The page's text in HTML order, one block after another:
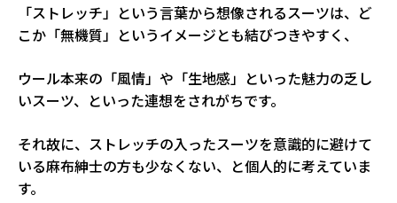
「ストレッチ」という言葉から想像されるスーツは、ど
こか「無機質」というイメージとも結びつきやすく、
ウール本来の「風情」や「生地感」といった魅力の乏し
いスーツ、といった連想をされがちです。
それ故に、ストレッチの入ったスーツを意識的に避けて
いる麻布紳士の方も少なくない、と個人的に考えていま
す。